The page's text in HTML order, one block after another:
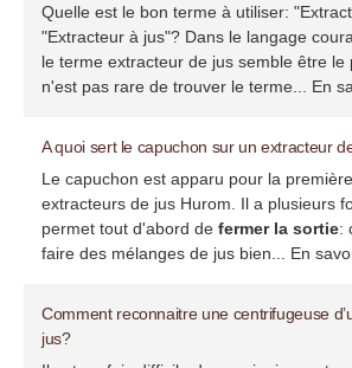
Quelle est le bon terme à utiliser:
"Extracteur à jus"? Dans le langage
le terme extracteur de jus semble être le
n'est pas rare de trouver le terme... En
A quoi sert le capuchon sur un extracteur
Le capuchon est apparu pour la
extracteurs de jus Hurom. Il a plusieurs
permet tout d'abord de fermer la sortie:
faire des mélanges de jus bien... En
Comment reconnaitre une centrifugeuse
jus?